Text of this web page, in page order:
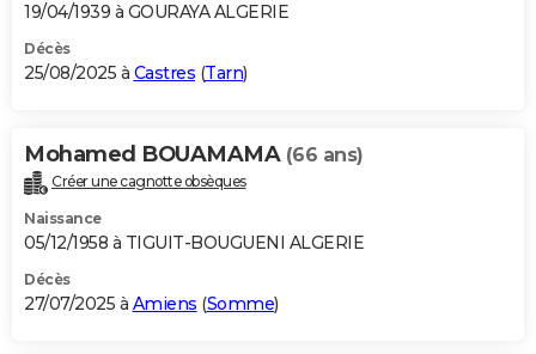
19/04/1939 à GOURAYA ALGERIE
Décès
25/08/2025 à Castres (Tarn)
Mohamed BOUAMAMA (66 ans)
Créer une cagnotte obsèques
Naissance
05/12/1958 à TIGUIT-BOUGUENI ALGERIE
Décès
27/07/2025 à Amiens (Somme)